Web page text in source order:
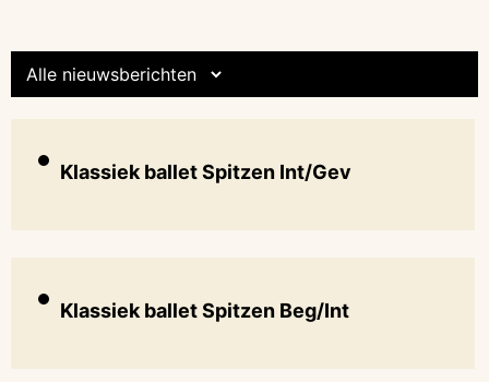
Klassiek ballet Spitzen Int/Gev
Klassiek ballet Spitzen Beg/Int